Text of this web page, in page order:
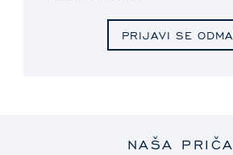
PRIJAVI SE
NAŠA PRIČA